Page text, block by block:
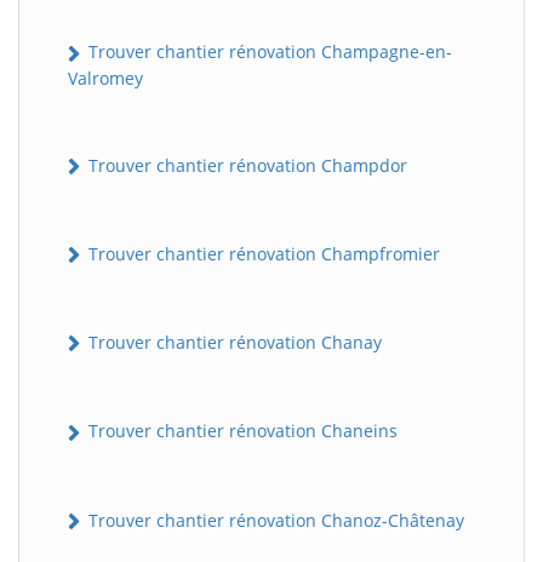
Trouver chantier rénovation Champagne-en-
Valromey
Trouver chantier rénovation Champdor
Trouver chantier rénovation Champfromier
Trouver chantier rénovation Chanay
Trouver chantier rénovation Chaneins
Trouver chantier rénovation Chanoz-Châtenay